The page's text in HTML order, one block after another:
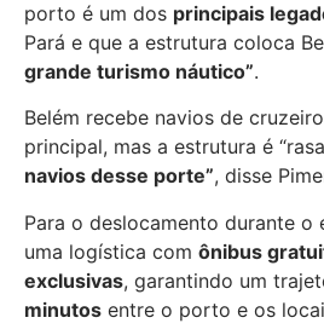
porto é um dos principais
Pará e que a estrutura coloca
grande turismo náutico”.
Belém recebe navios de
principal, mas a estrutura é
navios desse porte”, disse
Para o deslocamento durante o
uma logística com ônibus
exclusivas, garantindo um
minutos entre o porto e os